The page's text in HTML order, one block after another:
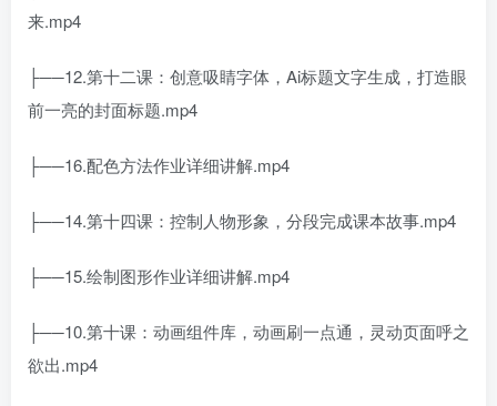
来.mp4
├──12.第十二课：创意吸睛字体，Ai标题文字生成，打造眼
前一亮的封面标题.mp4
├──16.配色方法作业详细讲解.mp4
├──14.第十四课：控制人物形象，分段完成课本故事.mp4
├──15.绘制图形作业详细讲解.mp4
├──10.第十课：动画组件库，动画刷一点通，灵动页面呼之
欲出.mp4